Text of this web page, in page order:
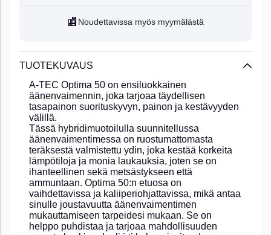
🏬 Noudettavissa myös myymälästä
TUOTEKUVAUS
A-TEC Optima 50 on ensiluokkainen
äänenvaimennin, joka tarjoaa täydellisen
tasapainon suorituskyvyn, painon ja kestävyyden
välillä.
Tässä hybridimuotoilulla suunnitellussa
äänenvaimentimessa on ruostumattomasta
teräksestä valmistettu ydin, joka kestää korkeita
lämpötiloja ja monia laukauksia, joten se on
ihanteellinen sekä metsästykseen että
ammuntaan. Optima 50:n etuosa on
vaihdettavissa ja kaliiperiohjattavissa, mikä antaa
sinulle joustavuutta äänenvaimentimen
mukauttamiseen tarpeidesi mukaan. Se on
helppo puhdistaa ja tarjoaa mahdollisuuden